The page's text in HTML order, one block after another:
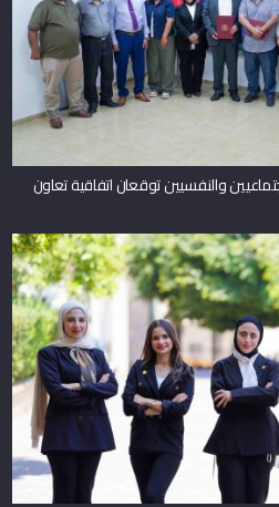
والنفسيين توقعان اتفاقية تعاون